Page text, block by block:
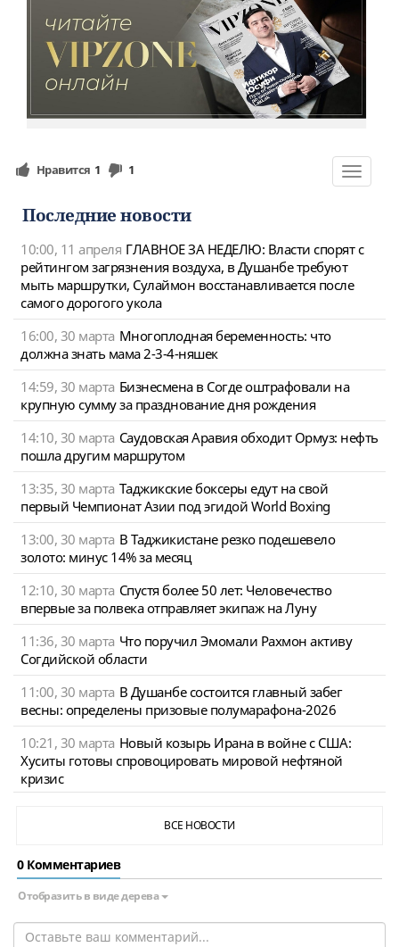
Toggle
Нравится 1 1
Последние новости
10:00, 11 апреля ГЛАВНОЕ ЗА НЕДЕЛЮ: Власти спорят с
рейтингом загрязнения воздуха, в Душанбе требуют
мыть маршрутки, Сулаймон восстанавливается после
самого дорогого укола
16:00, 30 марта Многоплодная беременность: что
должна знать мама 2-3-4-няшек
14:59, 30 марта Бизнесмена в Согде оштрафовали на
крупную сумму за празднование дня рождения
14:10, 30 марта Саудовская Аравия обходит Ормуз: нефть
пошла другим маршрутом
13:35, 30 марта Таджикские боксеры едут на свой
первый Чемпионат Азии под эгидой World Boxing
13:00, 30 марта В Таджикистане резко подешевело
золото: минус 14% за месяц
12:10, 30 марта Спустя более 50 лет: Человечество
впервые за полвека отправляет экипаж на Луну
11:36, 30 марта Что поручил Эмомали Рахмон активу
Согдийской области
11:00, 30 марта В Душанбе состоится главный забег
весны: определены призовые полумарафона-2026
10:21, 30 марта Новый козырь Ирана в войне с США:
Хуситы готовы спровоцировать мировой нефтяной
кризис
ВСЕ НОВОСТИ
0 Комментариев
Отобразить в виде дерева